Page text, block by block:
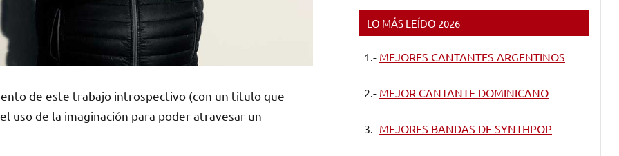
de este trabajo introspectivo (con un titulo que
uso de la imaginación para poder atravesar un
LO MÁS LEÍDO 2026
1.- MEJORES CANTANTES ARGENTINOS
2.- MEJOR CANTANTE DOMINICANO
3.- MEJORES BANDAS DE SYNTHPOP